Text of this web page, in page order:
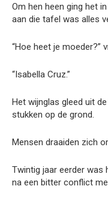
Om hen heen ging het
aan die tafel was alles
“Hoe heet je moeder?”
“Isabella Cruz.”
Het wijnglas gleed uit
stukken op de grond.
Mensen draaiden zich
Twintig jaar eerder was
na een bitter conflict